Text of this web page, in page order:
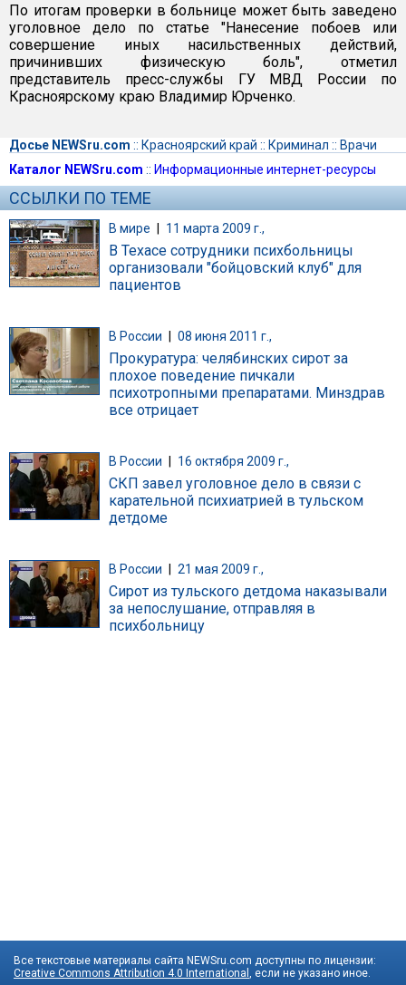
По итогам проверки в больнице может быть заведено
уголовное дело по статье "Нанесение побоев или
совершение иных насильственных действий,
причинивших физическую боль", отметил
представитель пресс-службы ГУ МВД России по
Красноярскому краю Владимир Юрченко.
Досье NEWSru.com :: Красноярский край :: Криминал :: Врачи
Каталог NEWSru.com :: Информационные интернет-ресурсы
ССЫЛКИ ПО ТЕМЕ
В мире | 11 марта 2009 г.,
В Техасе сотрудники психбольницы
организовали "бойцовский клуб" для
пациентов
В России 08 июня 2011 г.,
Прокуратура: челябинских сирот за
плохое поведение пичкали
психотропными препаратами. Минздрав
все отрицает
В России 16 октября 2009 г.,
СКП завел уголовное дело в связи с
карательной психиатрией в тульском
детдоме
В России 21 мая 2009 г.,
Сирот из тульского детдома наказывали
за непослушание, отправляя в
психбольницу
Все текстовые материалы сайта NEWSru.com доступны по лицензии:
Creative Commons Attribution 4.0 International
, если не указано иное.